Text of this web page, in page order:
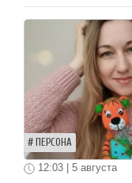
ПЕРСОНА
12:03 | 5 августа